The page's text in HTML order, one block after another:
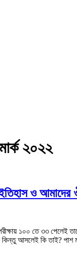
২০২২
ও আমাদের
১০০ তে ৩৩ পেলেই
কিন্তু আসলেই কি তাই?